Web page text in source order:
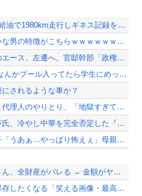
日産e-power、無給油で1980km走行しギネス記録を達成、無駄な発電や送電...
【悲報】男が嫌いな男の特徴がこちらｗｗｗｗｗｗｗｗｗｗ
【悲報】財務省のエース、左遷へ。官邸幹部「政権に協力的でなかったから」
【画像】 まま「なんかプール入ってたら学生にめっちゃ見られたw」
されるような車か？
ジャンポケ斎藤と代理人のやりとり、「地獄すぎて完全にコントになってる……」と衝撃...
【悲報】リュウジ氏、冷やし中華を完全否定した『理由』、ガチでヤバイ・・・・・・
赤紙を貰った息子「うあぁ…やっぱり怖えぇ」母親「あんたぁ…」←こういう時代があっ...
堀大輔、高須幹弥にブチギレ
メージが墜落
秋田県職員さん、会見をバスローブ＆喫煙スタイルで対応してしまい大炎上ｗ
人気女性配信者さん、全財産がバレる → 金額がヤバすぎるｗｗｗｗｗｗ
【画像】思わず保存したくなる「笑える画像・最高な画像」貼っていけｗｗｗｗｗ